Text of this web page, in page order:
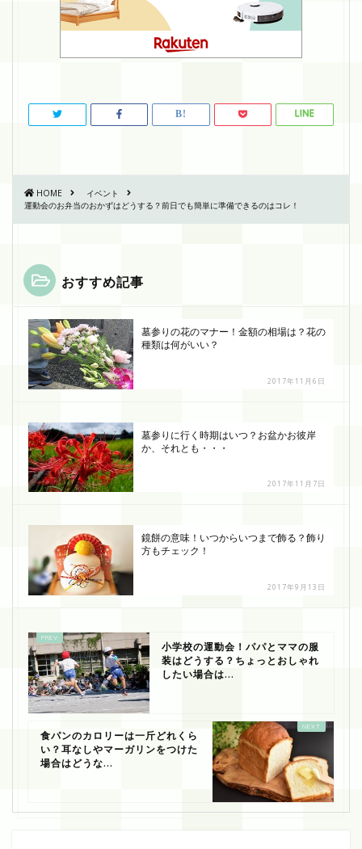
HOME
イベント
運動会のお弁当のおかずはどうする？前日でも簡単に準備できるのはコレ！
おすすめ記事
墓参りの花のマナー！金額の相場は？花の
種類は何がいい？
2017年11月6日
墓参りに行く時期はいつ？お盆かお彼岸
か、それとも・・・
2017年11月7日
鏡餅の意味！いつからいつまで飾る？飾り
方もチェック！
2017年9月13日
小学校の運動会！パパとママの服
装はどうする？ちょっとおしゃれ
したい場合は...
食パンのカロリーは一斤どれくら
い？耳なしやマーガリンをつけた
場合はどうな...